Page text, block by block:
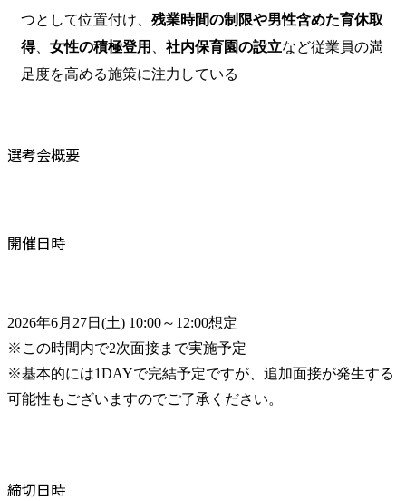
つとして位置付け、 残業時間の制限や男性含めた育休取
得、 女性の積極登用 社内保育園の設立など従業員の満
足度を高める施策に注力している
選考会概要
開催日時
2026年6月27日(土) 10:00～12:00想定
※この時間内で2次面接まで実施予定
※基本的には1DAYで完結予定ですが、追加面接が発生する
可能性もございますのでご了承ください。
締切日時